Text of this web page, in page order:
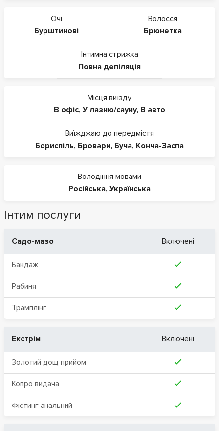
Очі
Бурштинові
Волосся
Брюнетка
Інтимна стрижка
Повна депіляція
Місця виїзду
В офіс, У лазню/сауну, В авто
Виїжджаю до передмістя
Бориспіль, Бровари, Буча, Конча-Заспа
Володіння мовами
Російська, Українська
Інтим послуги
Садо-мазо Включені
Бандаж
Рабиня
Трамплінг
Екстрім Включені
Золотий дощ прийом
Копро видача
Фістинг анальний